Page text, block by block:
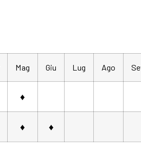
Mag Giu Lug Ago
♦
♦ ♦